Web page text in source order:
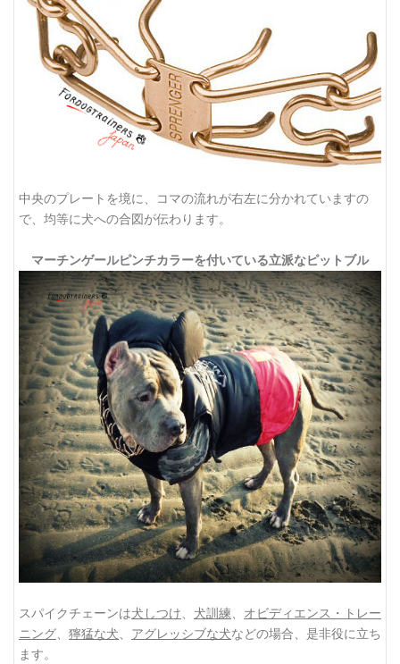
中央のプレートを境に、コマの流れが右左に分かれていますの
で、均等に犬への合図が伝わります。
マーチンゲールピンチカラーを付いている立派なピットブル
スパイクチェーンは犬しつけ 犬訓練
オビディエンス・トレー
ニング
獰猛な犬 アグレッシブな犬などの場合、是非役に立ち
ます。